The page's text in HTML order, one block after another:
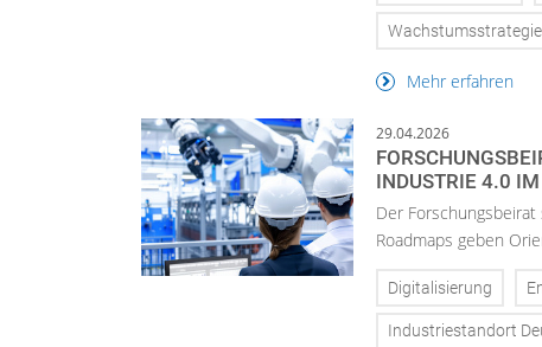
Wachstumsstrategie
Mehr erfahren
29.04.2026
INDUSTRIE 4.0
Der
Roadmaps geben
Digitalisierung
Industriestandort